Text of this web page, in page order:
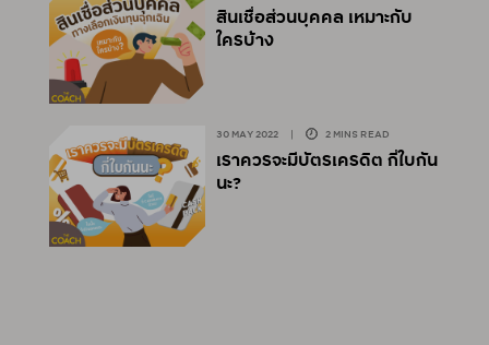
สินเชื่อส่วนบุคคล เหมาะกับ
ใครบ้าง
30 MAY 2022 | 2 MINS READ
เราควรจะมีบัตรเครดิต กี่ใบกัน
นะ?